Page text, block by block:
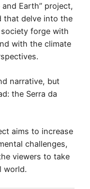
and Earth” project,
that delve into the
forge with
with the climate
narrative, but
the Serra da
aims to increase
challenges,
viewers to take
world.